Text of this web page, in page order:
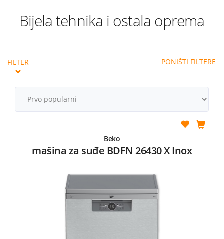
Uređaji
Akcije
Podrška
Bijela tehnika i ostala oprema
FILTER PONIŠTI FILTERE
Beko
mašina za suđe BDFN 26430 X Inox